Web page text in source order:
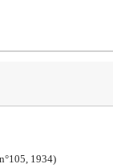
1934)